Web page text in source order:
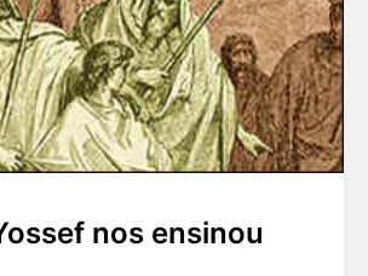
nos ensinou